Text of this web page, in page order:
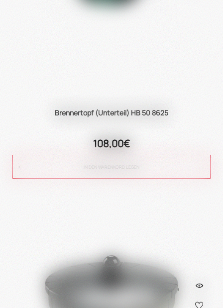
Brennertopf (Unterteil) HB 50 8625
108,00€
IN DEN WARENKORB LEGEN